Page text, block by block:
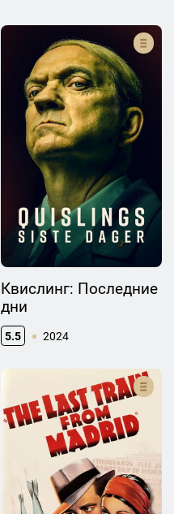
Квислинг: Последние
дни
5.5 2024